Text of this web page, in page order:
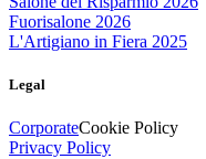
Fuorisalone 2026
L'Artigiano in Fiera 2025
Legal
CorporateCookie Policy
Privacy Policy